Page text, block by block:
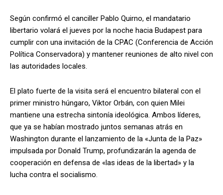
Según confirmó el canciller Pablo Quirno, el mandatario
libertario volará el jueves por la noche hacia Budapest para
cumplir con una invitación de la CPAC (Conferencia de Acción
Política Conservadora) y mantener reuniones de alto nivel con
las autoridades locales.
El plato fuerte de la visita será el encuentro bilateral con el
primer ministro húngaro, Viktor Orbán, con quien Milei
mantiene una estrecha sintonía ideológica. Ambos líderes,
que ya se habían mostrado juntos semanas atrás en
Washington durante el lanzamiento de la «Junta de la Paz»
impulsada por Donald Trump, profundizarán la agenda de
cooperación en defensa de «las ideas de la libertad» y la
lucha contra el socialismo.